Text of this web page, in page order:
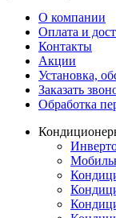
О компании
Оплата и
Контакты
Акции
Установка,
Заказать
Обработка